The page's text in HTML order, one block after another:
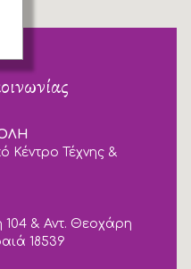
Κέντρο Τέχνης &
104 & Αντ. Θεοχάρη
18539